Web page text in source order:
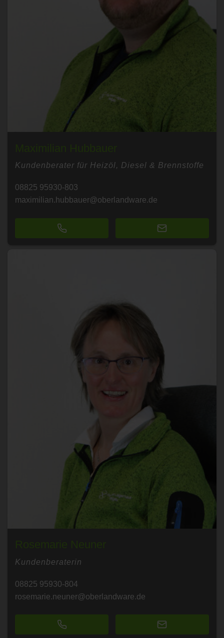
Kundenberater für Heizöl, Diesel & Brennstoffe
08825 95930-803
maximilian.hubbauer@oberlandware.de
Kundenberaterin
08825 95930-804
rosemarie.neuner@oberlandware.de